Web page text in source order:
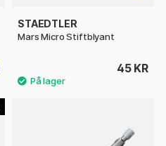
STAEDTLER
Mars Micro Stiftblyant
45 KR